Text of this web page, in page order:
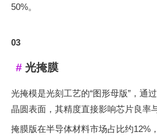
50%。
03
光掩膜
光掩模是光刻工艺的“图形母版”，通
晶圆表面，其精度直接影响芯片良率
掩膜版在半导体材料市场占比约12%